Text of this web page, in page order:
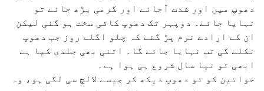
دھوپ میں اور شدت آجائے اور گرمی بڑھ جائے تو
نہایا جائے۔ دوپہر تک دھوپ کافی سخت ہو گئی لیکن
ان کے ارادے نرم پڑ گئے کہ چلو اگلے روز جب دھوپ
نکلے گی تب نہایا جائے گا۔ اتنی بھی جلدی کیا ہے
ابھی تو نیا سال شروع ہی ہوا ہے۔
خواتین کو تو دھوپ دیکھ کر جیسے لالچ سی لگی ہو، وہ